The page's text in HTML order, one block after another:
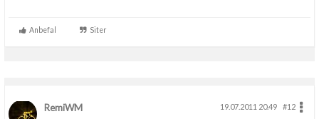
Anbefal Siter
RemiWM 19.07.2011 20.49
#12